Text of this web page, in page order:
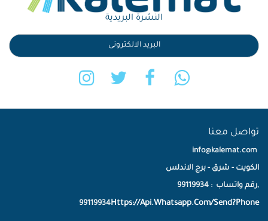
النشرة البريدية
تواصل معنا
info@kalemat.com
الكويت - شرق - برج الاندلس
,رقم واتساب : 99119934
Https://Api.Whatsapp.Com/Send?Phone
99119934